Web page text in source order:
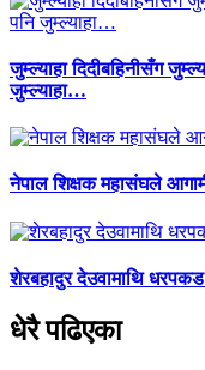
जुम्ल्याहा दिदीबहिनीसँग
जुम्ल्याहा…
नेपाल शिक्षक महासंघले
शेरबहादुर देउवामाथि
धेरै पढिएका